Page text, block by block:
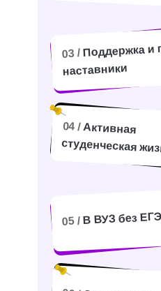
04 /Активная
студенческая
05 / В ВУЗ без ЕГЭ
03 / Поддержка и
наставники